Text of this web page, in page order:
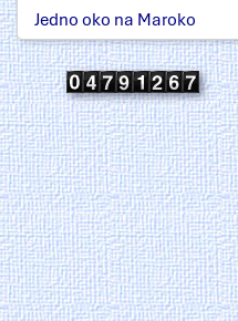
Jedno oko na Maroko